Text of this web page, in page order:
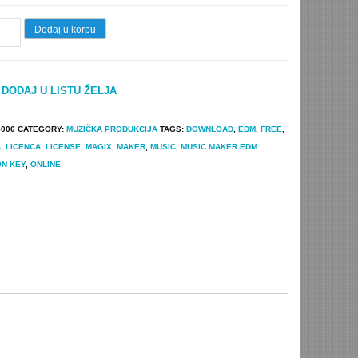
Dodaj u korpu
DODAJ U LISTU ŽELJA
CATEGORY: MUZIČKA PRODUKCIJA TAGS: DOWNLOAD, EDM, FREE
, LICENCA, LICENSE MAGIX, MAKER, MUSIC, MUSIC MAKER EDM
KEY, ONLINE